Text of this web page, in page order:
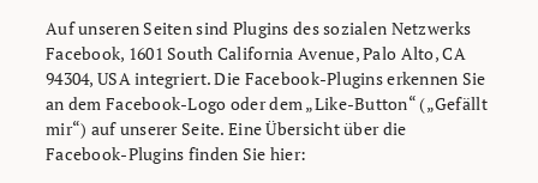
Auf unseren Seiten sind Plugins des sozialen Netzwerks
Facebook, 1601 South California Avenue, Palo Alto, CA
94304, USA integriert. Die Facebook-Plugins erkennen Sie
an dem Facebook-Logo oder dem „Like-Button“ („Gefällt
mir“) auf unserer Seite. Eine Übersicht über die
Facebook-Plugins finden Sie hier: